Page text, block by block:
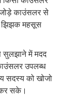
काउंसलर से
झिझक महसूस
सुलझाने में मदद
उपलब्ध
सदस्य को खोजो
सके।